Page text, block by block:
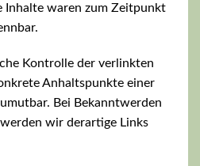
Inhalte waren zum Zeitpunkt
Kontrolle der verlinkten
Anhaltspunkte einer
Bei Bekanntwerden
wir derartige Links